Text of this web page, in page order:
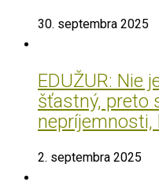
30. septembra 2025
EDUŽUR: Nie
šťastný, preto
2. septembra 2025